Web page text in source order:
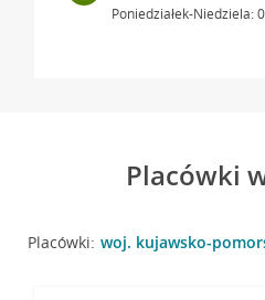
Poniedziałek-Niedziela:
Placówki
Placówki: woj. kujawsko-